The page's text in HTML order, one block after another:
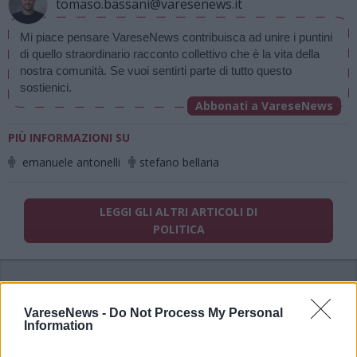
VareseNews - Do Not Process My Personal
Information
tomaso.bassani@varesenews.it
Mi piace pensare VareseNews contribuisca ad unire i puntini
di quello straordinario racconto collettivo che è la vita della
nostra comunità. Se vuoi sentirti parte di tutto questo
sostienici.
Abbonati a VareseNews
PIÙ INFORMAZIONI SU
emanuele antonelli
stefano bellaria
LEGGI GLI ALTRI ARTICOLI DI
POLITICA